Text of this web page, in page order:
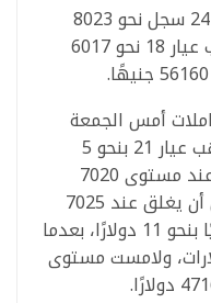
وأضاف أن سعر جرام الذهب عيار 24 سجل نحو 8023
جنيهًا، فيما بلغ سعر جرام الذهب عيار 18 نحو 6017
أمس الجمعة
على ارتفاع، حيث صعد جرام الذهب عيار 21 بنحو 5
جنيهات، بعدما افتتح التداولات عند مستوى 7020
جنيهًا، ولامس 7040 جنيهًا، قبل أن يغلق عند 7025
جنيهًا. كما ارتفعت الأوقية عالميًا بنحو 11 دولارًا، بعدما
عند 4705 دولارات، ولامست مستوى